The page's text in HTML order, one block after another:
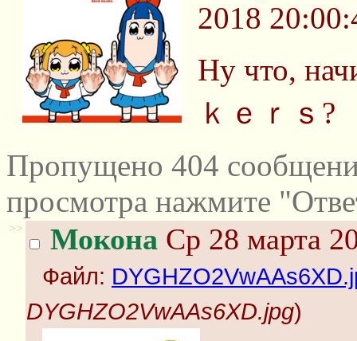
2018
Ну что,
ｋｅｒｓ?
Пропущено 404
просмотра нажмите
>> Мокона Ср 28 марта
Файл:
DYGHZO2VwAAs6XD.jpg)